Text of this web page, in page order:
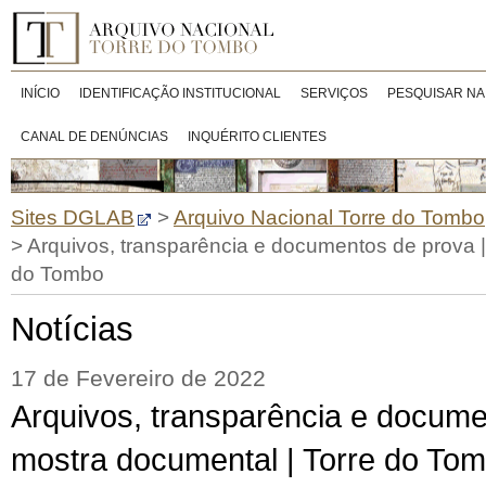
INÍCIO IDENTIFICAÇÃO INSTITUCIONAL SERVIÇOS PESQUISAR
CANAL DE DENÚNCIAS INQUÉRITO CLIENTES
Sites DGLAB >Arquivo Nacional Torre do Tombo
>Arquivos, transparência e documentos de prova
do Tombo
Notícias
17 de Fevereiro de 2022
Arquivos, transparência e
mostra documental | Torre do